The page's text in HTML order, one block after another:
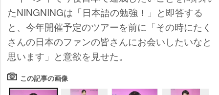
たNINGNINGは「日本語の勉強！」と即答する
と、今年開催予定のツアーを前に「その時にたく
さんの日本のファンの皆さんにお会いしたいなと
思います」と意欲を見せた。
この記事の画像